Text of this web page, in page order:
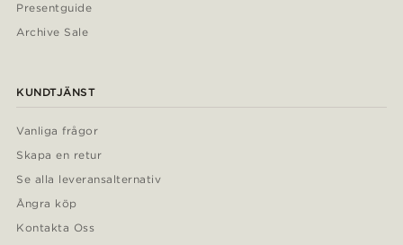
Presentguide
Archive Sale
KUNDTJÄNST
Vanliga frågor
Skapa en retur
Se alla leveransalternativ
Ångra köp
Kontakta Oss